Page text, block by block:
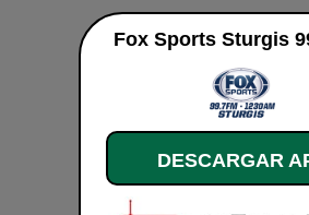
DESCARGAR